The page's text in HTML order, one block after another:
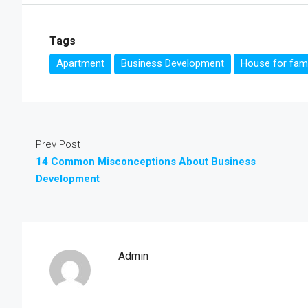
Tags
Apartment Business Development House for
Prev Post
14 Common Misconceptions About Business
Development
Admin